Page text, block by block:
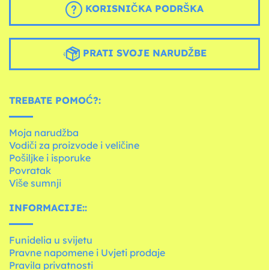
KORISNIČKA PODRŠKA
PRATI SVOJE NARUDŽBE
TREBATE POMOĆ?:
Moja narudžba
Vodiči za proizvode i veličine
Pošiljke i isporuke
Povratak
Više sumnji
INFORMACIJE::
Funidelia u svijetu
Pravne napomene i Uvjeti prodaje
Pravila privatnosti